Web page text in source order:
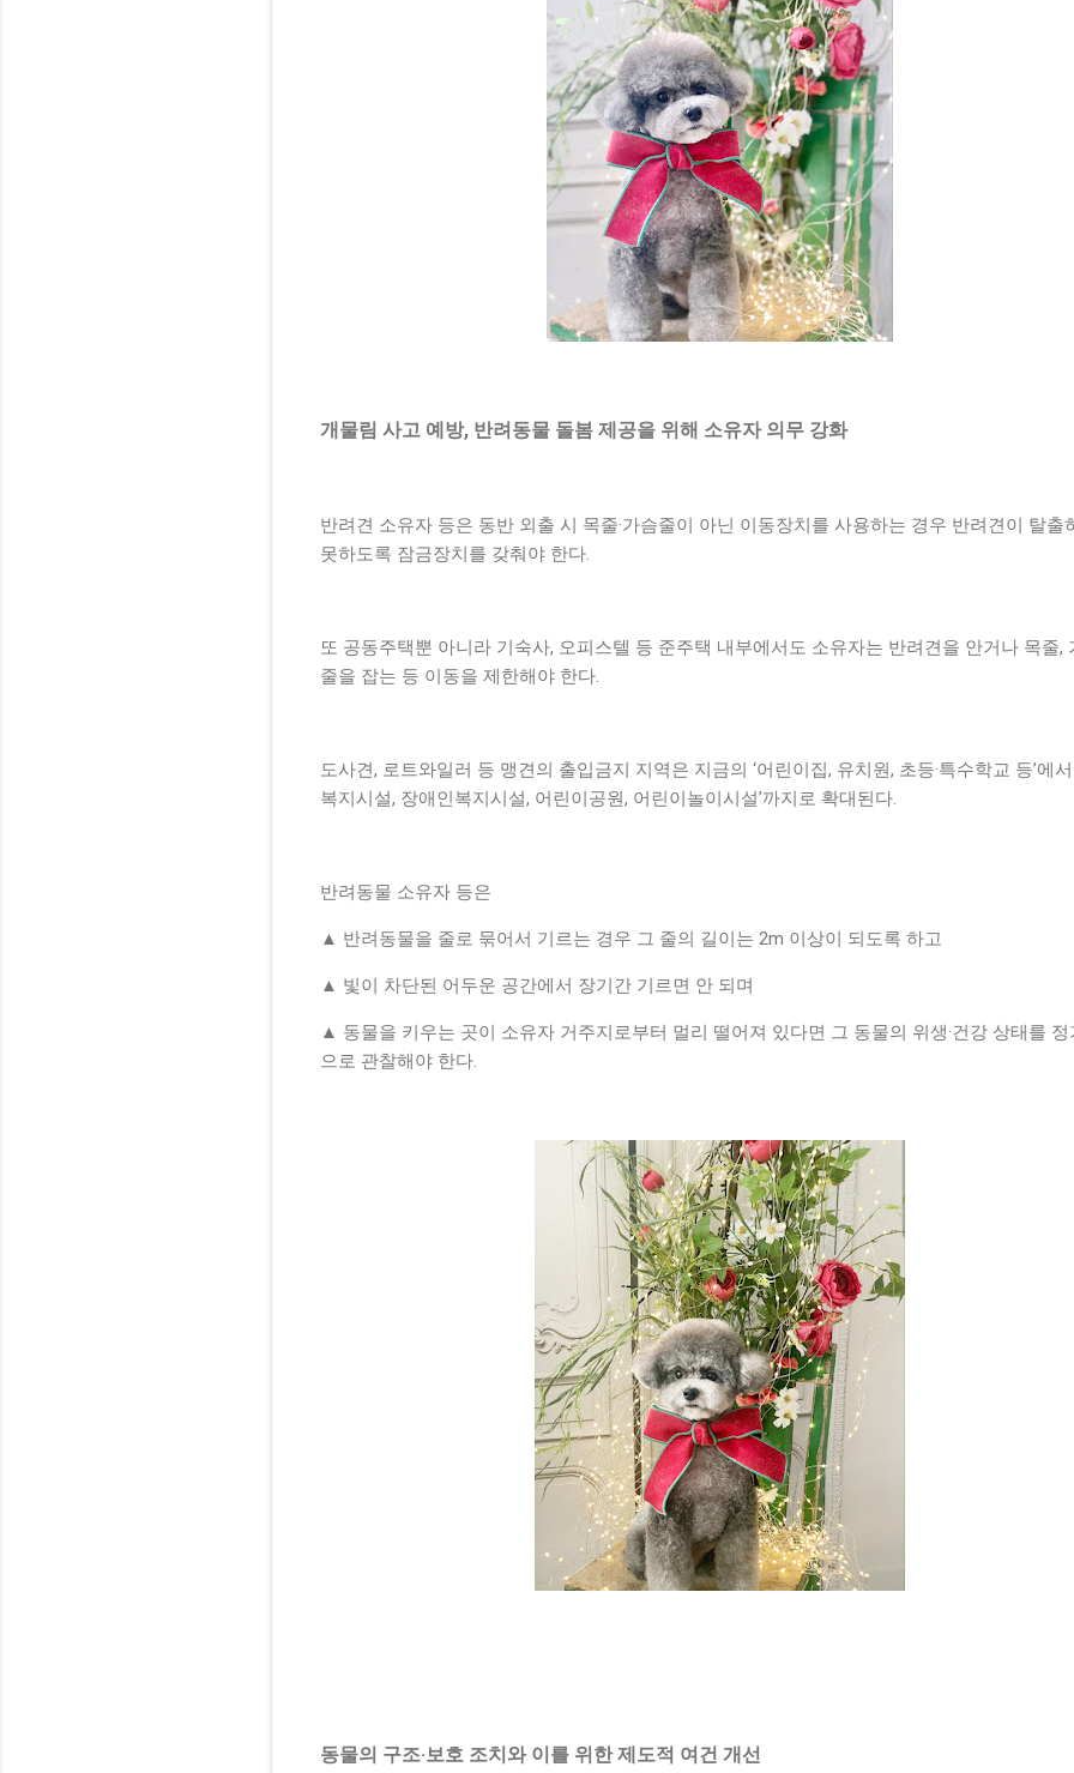
개물림 사고 예방, 반려동물 돌봄 제공을 위해 소유자 의무 강화
반려견 소유자 등은 동반 외출 시 목줄·가슴줄이 아닌 이동장치를 사용하는 경우 반려견이 탈출
못하도록 잠금장치를 갖춰야 한다.
또 공동주택뿐 아니라 기숙사, 오피스텔 등 준주택 내부에서도 소유자는 반려견을 안거나 목줄,
줄을 잡는 등 이동을 제한해야 한다.
도사견, 로트와일러 등 맹견의 출입금지 지역은 지금의 ‘어린이집, 유치원, 초등·특수학교 등’에서
복지시설, 장애인복지시설, 어린이공원, 어린이놀이시설’까지로 확대된다.
반려동물 소유자 등은
▲ 반려동물을 줄로 묶어서 기르는 경우 그 줄의 길이는 2m 이상이 되도록 하고
▲ 빛이 차단된 어두운 공간에서 장기간 기르면 안 되며
▲ 동물을 키우는 곳이 소유자 거주지로부터 멀리 떨어져 있다면 그 동물의 위생·건강 상태를 정
으로 관찰해야 한다.
동물의 구조·보호 조치와 이를 위한 제도적 여건 개선